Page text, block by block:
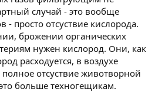
случай - это вообще
- просто отсуствие кислорода.
брожении органических
нужен кислород. Они, как
расходуется, в воздухе
отсуствие животворной
больше техногещикам.